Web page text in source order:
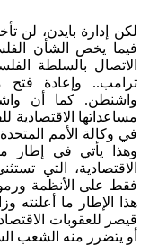
لكن إدارة بايدن، لن
فيما يخص الشأن
الاتصال بالسلطة
ترامب.. وإعادة فتح
واشنطن. كما أن
مساعداتها الاقتصادية
في وكالة الأمم
وهذا يأتي في إطار
الاقتصادية، التي
فقط على الأنظمة
هذا الإطار ما أعلنته
قيصر للعقوبات
أو يتضرر منه الشعب